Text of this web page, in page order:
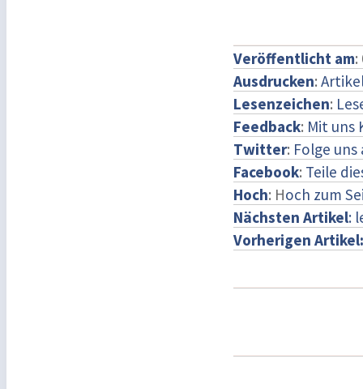
Veröffentlicht am:
Ausdrucken:
Lesenzeichen:
Feedback: Mit uns
Twitter: Folge
Facebook: Teile
Hoch: Hoch zum
Nächsten Artikel:
Vorherigen